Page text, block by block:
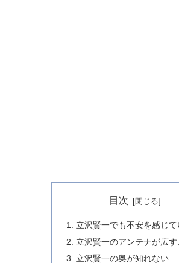
目次
立沢賢一でも不安を感じて
立沢賢一のアンテナが広す
立沢賢一の奥が知れない